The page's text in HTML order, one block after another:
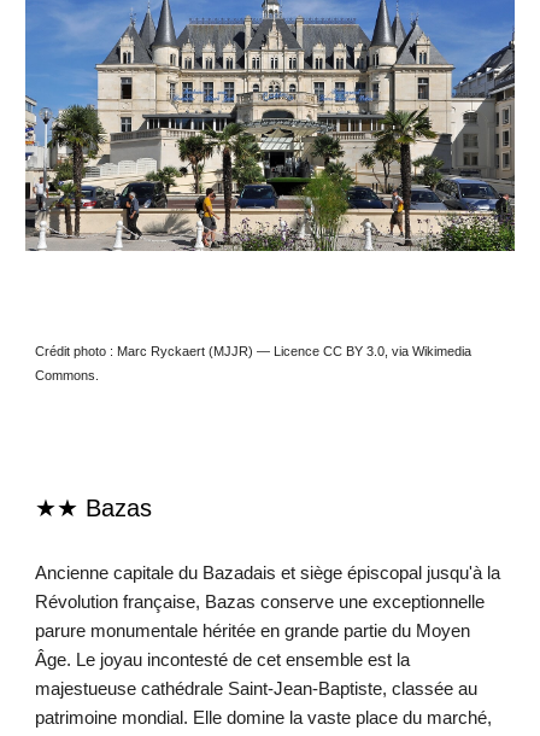
Crédit photo : Marc Ryckaert (MJJR) — Licence CC BY 3.0, via Wikimedia
Commons.
★★ Bazas
Ancienne capitale du Bazadais et siège épiscopal jusqu'à la
Révolution française, Bazas conserve une exceptionnelle
parure monumentale héritée en grande partie du Moyen
Âge. Le joyau incontesté de cet ensemble est la
majestueuse cathédrale Saint-Jean-Baptiste, classée au
patrimoine mondial. Elle domine la vaste place du marché,